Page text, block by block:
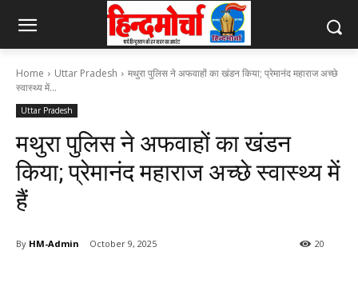
Home Uttar Pradesh
मथुरा पुलिस ने अफवाहों का खंडन किया; प्रेमानंद महाराज अच्छे
स्वास्थ्य में...
Uttar Pradesh
मथुरा पुलिस ने अफवाहों का खंडन
किया; प्रेमानंद महाराज अच्छे स्वास्थ्य में
हैं
By HM-Admin October 9, 2025 20